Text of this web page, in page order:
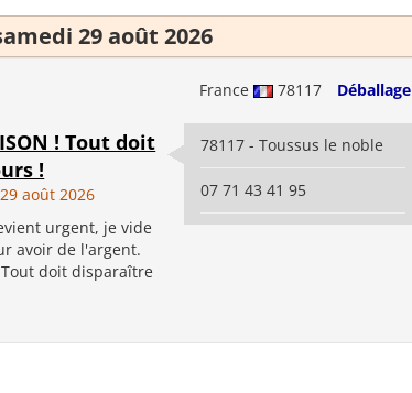
29 août 2026
France 78117 Déballage
! Tout doit
!
août 2026
urgent, je vide
avoir de l'argent.
Tout doit disparaître
78117 - Toussus le noble
07 71 43 41 95